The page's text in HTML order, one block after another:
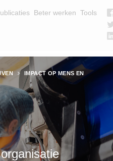
Beter werken Tools
IMPACT OP MENS EN